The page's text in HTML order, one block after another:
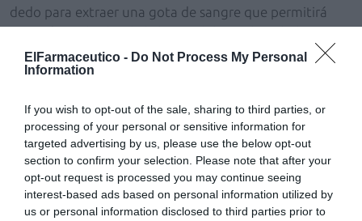
ElFarmaceutico - Do Not Process My Personal
Information
If you wish to opt-out of the sale, sharing to third parties, or
processing of your personal or sensitive information for
targeted advertising by us, please use the below opt-out
section to confirm your selection. Please note that after your
opt-out request is processed you may continue seeing
interest-based ads based on personal information utilized by
us or personal information disclosed to third parties prior to
dedo para extraer una gota de sangre que permitirá
cuantificar el valor de la hemoglobina glicosilada.
Cada farmacéutico captará e incluirá un total de diez
persona que acuda a la oficina de farmacia y, tras
recabar los datos personales y comprobar que cumple
con los requisitos, el farmacéutico le realizará una serie
de preguntas basadas en el test de Riesgo de Diabetes
de la Asociación Americana de la Diabetes (ADA), que
permite cuantificar el riesgo de padecerla. Los pacientes